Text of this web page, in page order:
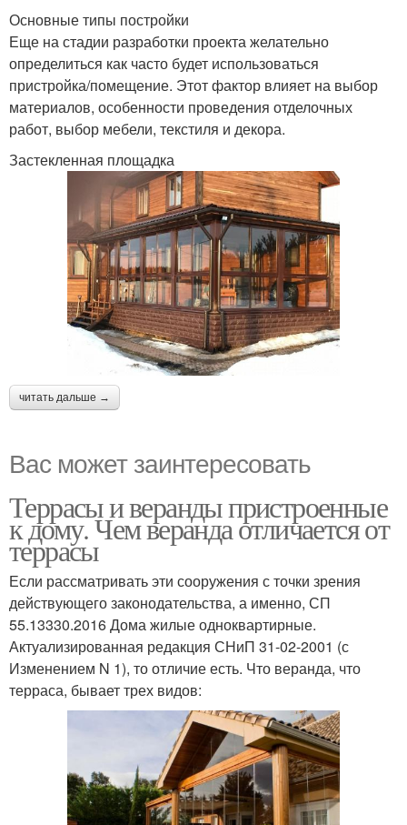
Основные типы постройки
Еще на стадии разработки проекта желательно
определиться как часто будет использоваться
пристройка/помещение. Этот фактор влияет на выбор
материалов, особенности проведения отделочных
работ, выбор мебели, текстиля и декора.
Застекленная площадка
читать дальше →
Вас может заинтересовать
Террасы и веранды пристроенные
к дому. Чем веранда отличается от
террасы
Если рассматривать эти сооружения с точки зрения
действующего законодательства, а именно, СП
55.13330.2016 Дома жилые одноквартирные.
Актуализированная редакция СНиП 31-02-2001 (с
Изменением N 1), то отличие есть. Что веранда, что
терраса, бывает трех видов: